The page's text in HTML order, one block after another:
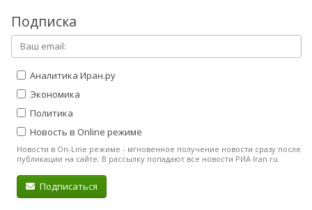
Подписка
Аналитика Иран.ру
Экономика
Политика
Новость в Online режиме
Новости в On-Line режиме - мгновенное получение новости сразу после
публикации на сайте. В рассылку попадают все новости РИА Iran.ru.
Подписаться